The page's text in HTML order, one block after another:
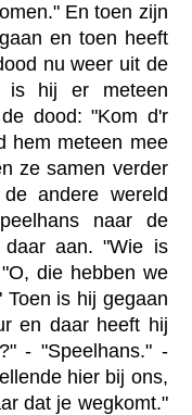
En toen zijn
en toen heeft
nu weer uit de
is hij er meteen
dood: "Kom d'r
hem meteen mee
ze samen verder
andere wereld
naar de
daar aan. "Wie is
die hebben we
is hij gegaan
en daar heeft hij
- "Speelhans." -
hier bij ons,
dat je wegkomt."